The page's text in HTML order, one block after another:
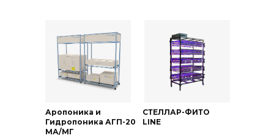
СТЕЛЛАР-ФИТО
LINE
Аропоника и
Гидропоника АГП-20
МА/МГ